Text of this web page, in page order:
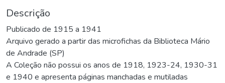
Descrição
Publicado de 1915 a 1941
Arquivo gerado a partir das microfichas da Biblioteca Mário
de Andrade (SP)
A Coleção não possui os anos de 1918, 1923-24, 1930-31
e 1940 e apresenta páginas manchadas e mutiladas